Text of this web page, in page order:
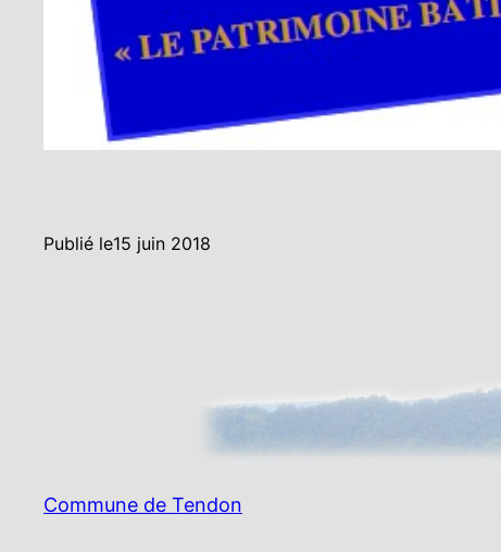
Publié le15 juin 2018
Commune de Tendon